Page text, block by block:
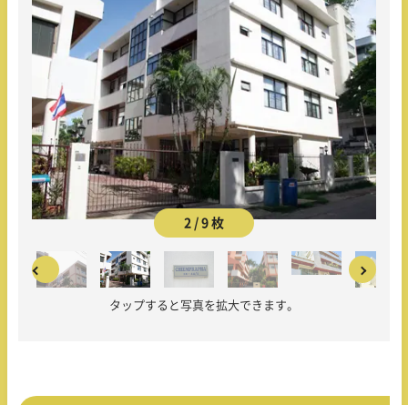
2 / 9 枚
タップすると写真を拡大できます。